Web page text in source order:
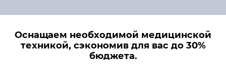
Оснащаем необходимой медицинской
техникой, сэкономив для вас до 30%
бюджета.